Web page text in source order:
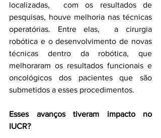
localizadas,  com os resultados de
pesquisas, houve melhoria nas técnicas
operatórias. Entre elas,  a cirurgia
robótica e o desenvolvimento de novas
técnicas dentro da robótica, que
melhoraram os resultados funcionais e
oncológicos dos pacientes que são
submetidos a esses procedimentos.
Esses avanços tiveram impacto no
IUCR?